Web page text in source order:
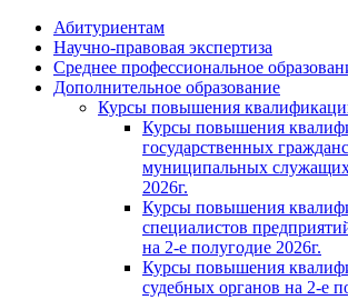
Абитуриентам
Научно-правовая экспертиза
Cреднее профессиональное
Дополнительное образование
Курсы повышения
Курсы повышения
государственных
муниципальных
2026г.
Курсы повышения
специалистов
на 2-е полугодие 2026г.
Курсы повышения
судебных органов на 2-е